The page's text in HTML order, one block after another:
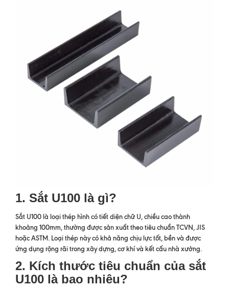
1. Sắt U100 là gì?
Sắt U100 là loại thép hình có tiết diện chữ U, chiều cao thành
khoảng 100mm, thường được sản xuất theo tiêu chuẩn TCVN, JIS
hoặc ASTM. Loại thép này có khả năng chịu lực tốt, bền và được
ứng dụng rộng rãi trong xây dựng, cơ khí và kết cấu nhà xưởng.
2. Kích thước tiêu chuẩn của sắt
U100 là bao nhiêu?